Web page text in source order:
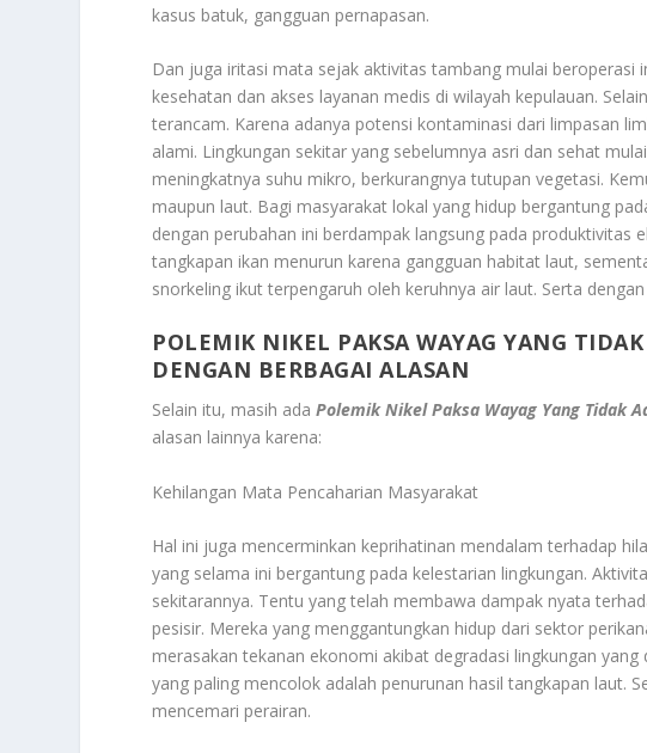
kasus batuk, gangguan pernapasan.
Dan juga iritasi mata sejak aktivitas tambang mulai beroperasi
kesehatan dan akses layanan medis di wilayah kepulauan.
terancam. Karena adanya potensi kontaminasi dari limpasan
alami. Lingkungan sekitar yang sebelumnya asri dan sehat
meningkatnya suhu mikro, berkurangnya tutupan vegetasi.
maupun laut. Bagi masyarakat lokal yang hidup bergantung
dengan perubahan ini berdampak langsung pada produktivitas
tangkapan ikan menurun karena gangguan habitat laut,
snorkeling ikut terpengaruh oleh keruhnya air laut. Serta
POLEMIK NIKEL PAKSA WAYAG YANG
DENGAN BERBAGAI ALASAN
Selain itu, masih adaPolemik Nikel Paksa Wayag Yang Tidak
alasan lainnya karena:
Kehilangan Mata Pencaharian Masyarakat
Hal ini juga mencerminkan keprihatinan mendalam terhadap
yang selama ini bergantung pada kelestarian lingkungan.
sekitarannya. Tentu yang telah membawa dampak nyata
pesisir. Mereka yang menggantungkan hidup dari sektor
merasakan tekanan ekonomi akibat degradasi lingkungan
yang paling mencolok adalah penurunan hasil tangkapan laut.
mencemari perairan.